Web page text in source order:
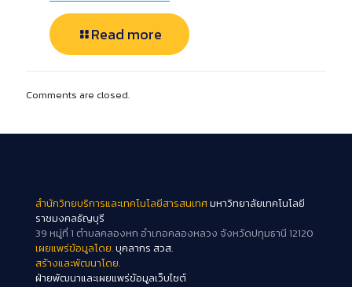
Read more
Comments are closed.
สำนักวิทยบริการและเทคโนโลยีสารสนเทศมหาวิทยาลัยเทคโนโลยี
ราชมงคลธัญบุรี
39 หมู่ที่ 1 ตำบลคลองหก อำเภอคลองหลวง จังหวัดปทุมธานี 12120
เผยแพร่ข้อมูลโดย.บุคลากร สวส.
สร้างและพัฒนาโดย.
ฝ่ายพัฒนาและเผยแพร่ข้อมูลเว็บไซต์